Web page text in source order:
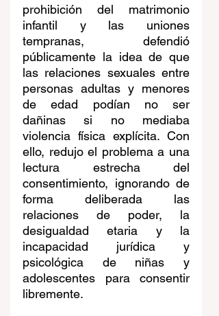
prohibición del matrimonio
infantil y las uniones
tempranas, defendió
públicamente la idea de que
las relaciones sexuales entre
personas adultas y menores
de edad podían no ser
dañinas si no mediaba
violencia física explícita. Con
ello, redujo el problema a una
lectura estrecha del
consentimiento, ignorando de
forma deliberada las
relaciones de poder, la
desigualdad etaria y la
incapacidad jurídica y
psicológica de niñas y
adolescentes para consentir
libremente.